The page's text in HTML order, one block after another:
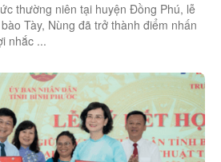
thường niên tại huyện Đồng Phú, lễ
Tày, Nùng đã trở thành điểm nhấn
nhắc ...